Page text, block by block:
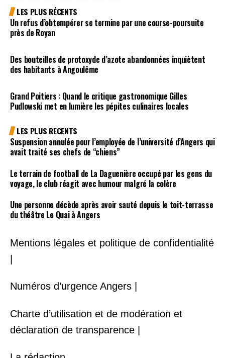
LES PLUS RÉCENTS
Un refus d’obtempérer se termine par une course-poursuite
près de Royan
Des bouteilles de protoxyde d’azote abandonnées inquiètent
des habitants à Angoulême
Grand Poitiers : Quand le critique gastronomique Gilles
Pudlowski met en lumière les pépites culinaires locales
LES PLUS RECENTS
Suspension annulée pour l’employée de l’université d’Angers qui
avait traité ses chefs de “chiens”
Le terrain de football de La Daguenière occupé par les gens du
voyage, le club réagit avec humour malgré la colère
Une personne décède après avoir sauté depuis le toit-terrasse
du théâtre Le Quai à Angers
Mentions légales et politique de confidentialité
Numéros d’urgence Angers |
Charte d’utilisation et de modération et
déclaration de transparence |